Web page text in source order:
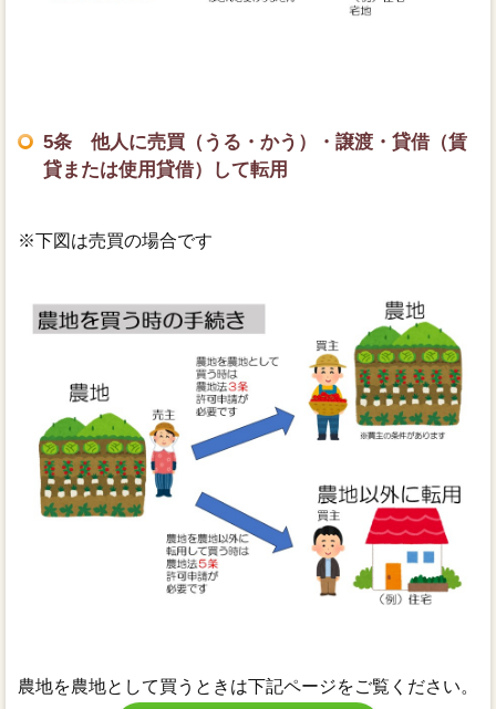
5条 他人に売買（うる・かう）・譲渡・貸借（賃
貸または使用貸借）して転用
※下図は売買の場合です
農地を農地として買うときは下記ページをご覧ください。